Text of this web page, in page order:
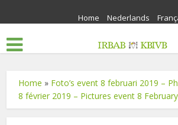
Home Nederlands
Home » Foto’s event 8 februari 2019 –
8 février 2019 – Pictures event 8